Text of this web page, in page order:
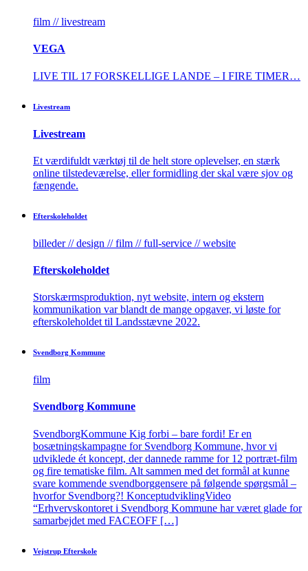
film // livestream
VEGA
LIVE TIL 17 FORSKELLIGE LANDE – I FIRE TIMER…
Livestream
Livestream
Et værdifuldt værktøj til de helt store oplevelser, en stærk
online tilstedeværelse, eller formidling der skal være sjov og
fængende.
Efterskole­holdet
billeder // design // film // full-service // website
Efterskole­holdet
Storskærmsproduktion, nyt website, intern og ekstern
kommunikation var blandt de mange opgaver, vi løste for
efterskoleholdet til Landsstævne 2022.
Svendborg­ Kommune
film
Svendborg­ Kommune
SvendborgKommune Kig forbi – bare fordi! Er en
bosætningskampagne for Svendborg Kommune, hvor vi
udviklede ét koncept, der dannede ramme for 12 portræt-film
og fire tematiske film. Alt sammen med det formål at kunne
svare kommende svendborggensere på følgende spørgsmål –
hvorfor Svendborg?! KonceptudviklingVideo
“Erhvervskontoret i Svendborg Kommune har været glade for
samarbejdet med FACEOFF […]
Vej­strup Efter­skole